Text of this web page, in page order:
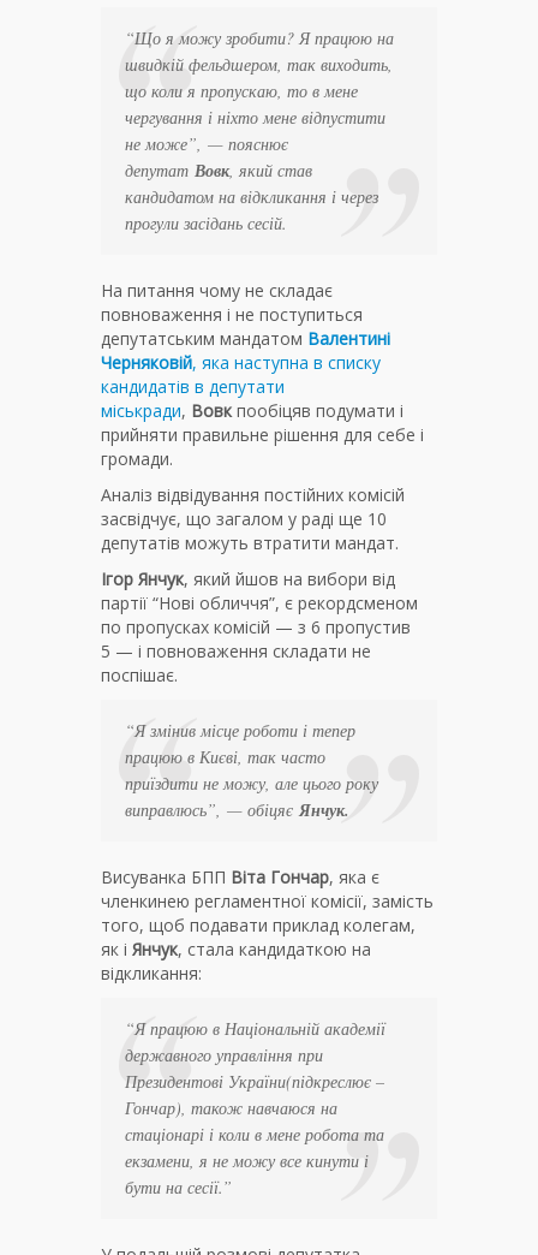
“Що я можу зробити? Я працюю на
швидкій фельдшером, так виходить,
що коли я пропускаю, то в мене
чергування і ніхто мене відпустити
не може”, — пояснює
депутат Вовк, який став
кандидатом на відкликання і через
прогули засідань сесій.
На питання чому не складає
повноваження і не поступиться
депутатським мандатом Валентині
Черняковій, яка наступна в списку
кандидатів в депутати
міськради, Вовкпообіцяв подумати і
прийняти правильне рішення для себе і
громади.
Аналіз відвідування постійних комісій
засвідчує, що загалом у раді ще 10
депутатів можуть втратити мандат.
Ігор Янчук, який йшов на вибори від
партії “Нові обличчя”, є рекордсменом
по пропусках комісій — з 6 пропустив
5 — і повноваження складати не
поспішає.
“Я змінив місце роботи і тепер
працюю в Києві, так часто
приїздити не можу, але цього року
виправлюсь”, — обіцяєЯнчук.
Висуванка БПП Віта Гончар, яка є
членкинею регламентної комісії, замість
того, щоб подавати приклад колегам,
як і Янчук, стала кандидаткою на
відкликання:
“Я працюю в Національній академії
державного управління при
Президентові України(підкреслює –
Гончар), також навчаюся на
стаціонарі і коли в мене робота та
екзамени, я не можу все кинути і
бути на сесії.”